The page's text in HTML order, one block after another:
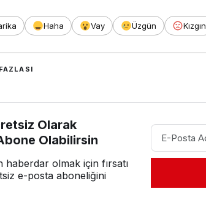
Haha Vay Üzgün Kızgın
Olarak
Olabilirsin
haberdar olmak için fırsatı
e-posta aboneliğini